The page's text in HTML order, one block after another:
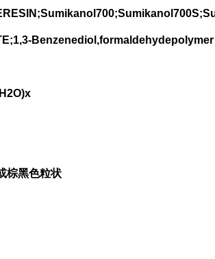
Benzenediol,formaldehydepolymer
棕黑色粒状